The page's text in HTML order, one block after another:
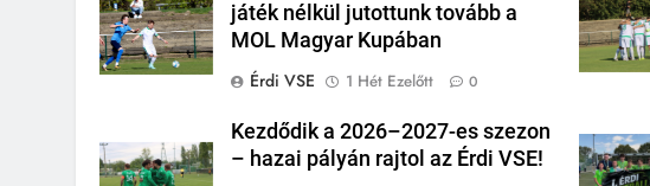
játék nélkül jutottunk tovább a
MOL Magyar Kupában
Érdi VSE
1 Hét Ezelőtt 0
Kezdődik a 2026–2027-es szezon
– hazai pályán rajtol az Érdi VSE!